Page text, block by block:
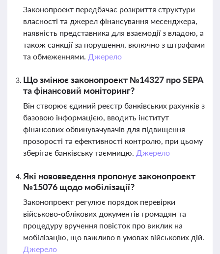
Законопроект передбачає розкриття структури
власності та джерел фінансування месенджера,
наявність представника для взаємодії з владою, а
також санкції за порушення, включно з штрафами
та обмеженнями. Джерело
Що змінює законопроект №14327 про SEPA
та фінансовий моніторинг?
Він створює єдиний реєстр банківських рахунків з
базовою інформацією, вводить інститут
фінансових обвинувачувачів для підвищення
прозорості та ефективності контролю, при цьому
зберігає банківську таємницю. Джерело
Які нововведення пропонує законопроект
№15076 щодо мобілізації?
Законопроект регулює порядок перевірки
військово-облікових документів громадян та
процедуру вручення повісток про виклик на
мобілізацію, що важливо в умовах військових дій.
Джерело